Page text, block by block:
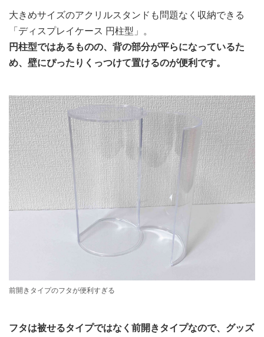
大きめサイズのアクリルスタンドも問題なく収納できる
「ディスプレイケース 円柱型」。
円柱型ではあるものの、背の部分が平らになっているた
め、壁にぴったりくっつけて置けるのが便利です。
前開きタイプのフタが便利すぎる
フタは被せるタイプではなく前開きタイプなので、グッズ